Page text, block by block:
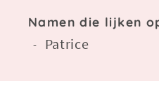
Namen die lijken
- Patrice